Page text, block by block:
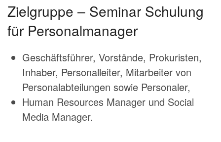
Zielgruppe – Seminar Schulung
für Personalmanager
Geschäftsführer, Vorstände, Prokuristen,
Inhaber, Personalleiter, Mitarbeiter von
Personalabteilungen sowie Personaler,
Human Resources Manager und Social
Media Manager.